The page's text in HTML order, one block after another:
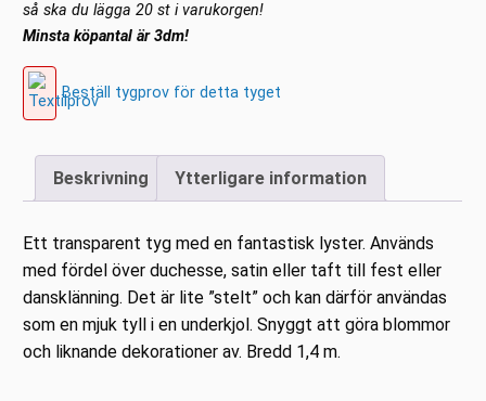
så ska du lägga 20 st i varukorgen!
Minsta köpantal är 3dm!
Beställ tygprov för detta tyget
Beskrivning Ytterligare information
Ett transparent tyg med en fantastisk lyster. Används
med fördel över duchesse, satin eller taft till fest eller
dansklänning. Det är lite ”stelt” och kan därför användas
som en mjuk tyll i en underkjol. Snyggt att göra blommor
och liknande dekorationer av. Bredd 1,4 m.